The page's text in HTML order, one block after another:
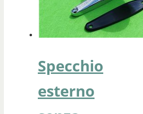
Specchio
esterno